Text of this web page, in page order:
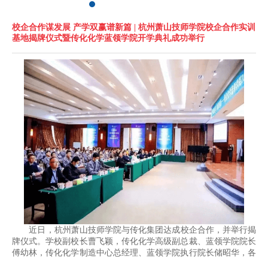
校企合作谋发展 产学双赢谱新篇 | 杭州萧山技师学院校企合作实训
基地揭牌仪式暨传化化学蓝领学院开学典礼成功举行
近日，杭州萧山技师学院与传化集团达成校企合作，并举行揭
牌仪式。学校副校长曹飞颖，传化化学高级副总裁、蓝领学院院长
傅幼林，传化化学制造中心总经理、蓝领学院执行院长储昭华，各